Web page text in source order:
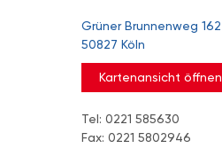
Grüner Brunnenweg 162
50827 Köln
Kartenansicht öffnen
Tel: 0221 585630
Fax: 0221 5802946